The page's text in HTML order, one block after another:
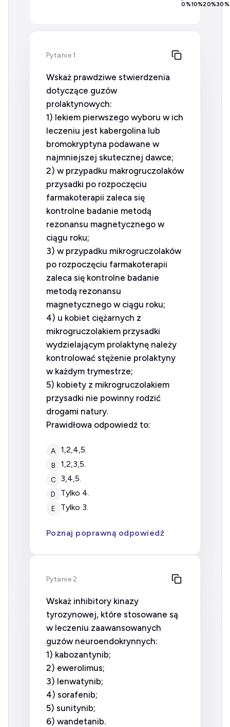
0%10%20%30%
Pytanie 1
Wskaż prawdziwe stwierdzenia
dotyczące guzów
prolaktynowych:
1) lekiem pierwszego wyboru w ich
leczeniu jest kabergolina lub
bromokryptyna podawane w
najmniejszej skutecznej dawce;
2) w przypadku makrogruczolaków
przysadki po rozpoczęciu
farmakoterapii zaleca się
kontrolne badanie metodą
rezonansu magnetycznego w
ciągu roku;
3) w przypadku mikrogruczolaków
po rozpoczęciu farmakoterapii
zaleca się kontrolne badanie
metodą rezonansu
magnetycznego w ciągu roku;
4) u kobiet ciężarnych z
mikrogruczolakiem przysadki
wydzielającym prolaktynę należy
kontrolować stężenie prolaktyny
w każdym trymestrze;
5) kobiety z mikrogruczolakiem
przysadki nie powinny rodzić
drogami natury.
Prawidłowa odpowiedź to:
A 1,2,4,5.
B 1,2,3,5.
C 3,4,5.
D tylko 4.
E tylko 3.
Poznaj poprawną odpowiedź
Pytanie 2
Wskaż inhibitory kinazy
tyrozynowej, które stosowane są
w leczeniu zaawansowanych
guzów neuroendokrynnych:
1) kabozantynib;
2) ewerolimus;
3) lenwatynib;
4) sorafenib;
5) sunitynib;
6) wandetanib.